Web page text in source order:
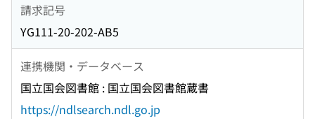
請求記号
YG111-20-202-AB5
連携機関・データベース
国立国会図書館 : 国立国会図書館蔵書
https://ndlsearch.ndl.go.jp